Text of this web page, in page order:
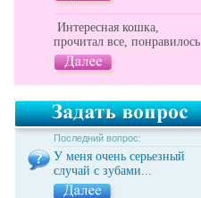
Интересная кошка,
прочитал все, понравилось
Последний вопрос:
У меня очень серьезный
случай с зубами...